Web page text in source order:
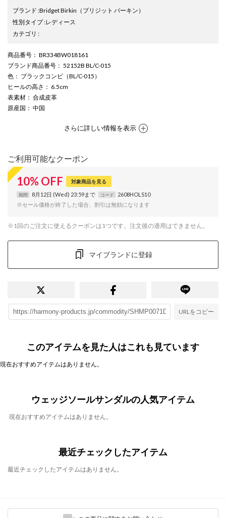
ブランド :Bridget Birkin （ブリジット バーキン）
性別タイプ:レディース
カテゴリ :
商品番号 ： BR334BW018161
ブランド商品番号 ： 52152B BL/C-015
色 ： ブラックコンビ（BL/C-015）
ヒールの高さ ： 6.5cm
表素材 ： 合成皮革
原産国 ： 中国
さらに詳しい情報を表示
ご利用可能なクーポン
10% OFF 対象商品を見る
期間 8月12日 (Wed) 23:59まで コード
2608HOLS10
※セール価格が終了した場合、割引は無効になります
※1回のご注文に使えるクーポンは1つです。注文後の適用はできません。
マイブランドに登録
URLをコピー
このアイテムを見た人はこれも見ています
現在おすすめアイテムはありません。
ウェッジソールサンダルの人気アイテム
現在おすすめアイテムはありません。
最近チェックしたアイテム
最近チェックしたアイテムはありません。